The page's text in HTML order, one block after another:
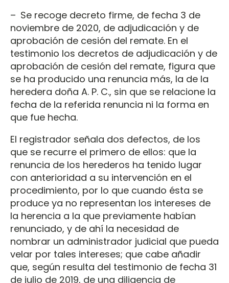
– Se recoge decreto firme, de fecha 3 de
noviembre de 2020, de adjudicación y de
aprobación de cesión del remate. En el
testimonio los decretos de adjudicación y de
aprobación de cesión del remate, figura que
se ha producido una renuncia más, la de la
heredera doña A. P. C., sin que se relacione la
fecha de la referida renuncia ni la forma en
que fue hecha.
El registrador señala dos defectos, de los
que se recurre el primero de ellos: que la
renuncia de los herederos ha tenido lugar
con anterioridad a su intervención en el
procedimiento, por lo que cuando ésta se
produce ya no representan los intereses de
la herencia a la que previamente habían
renunciado, y de ahí la necesidad de
nombrar un administrador judicial que pueda
velar por tales intereses; que cabe añadir
que, según resulta del testimonio de fecha 31
de julio de 2019, de una diligencia de